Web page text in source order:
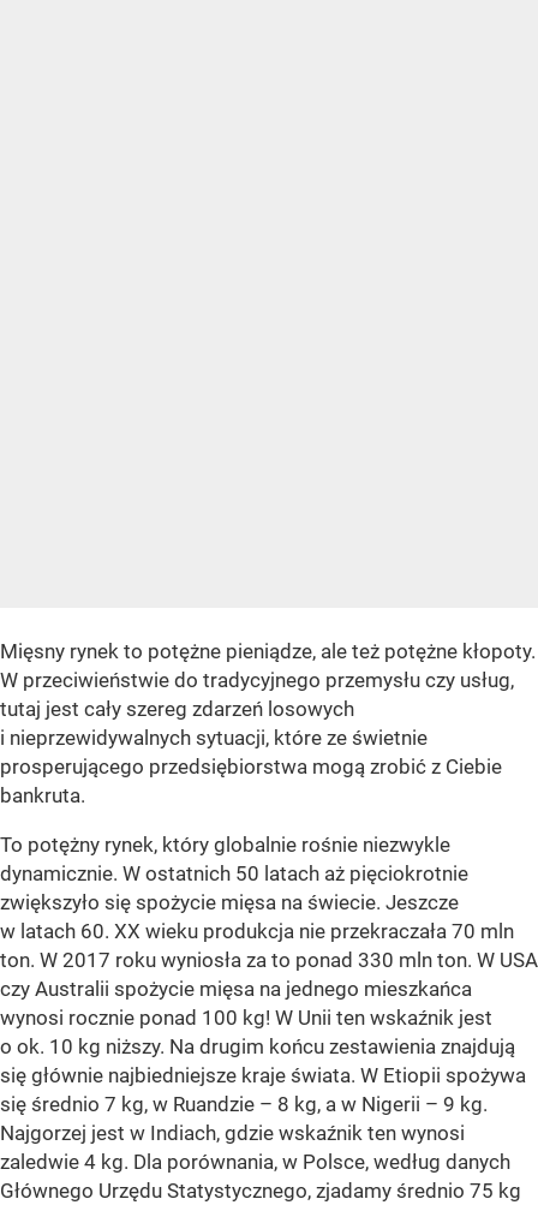
Mięsny rynek to potężne pieniądze, ale też potężne kłopoty.
W przeciwieństwie do tradycyjnego przemysłu czy usług,
tutaj jest cały szereg zdarzeń losowych
i nieprzewidywalnych sytuacji, które ze świetnie
prosperującego przedsiębiorstwa mogą zrobić z Ciebie
bankruta.
To potężny rynek, który globalnie rośnie niezwykle
dynamicznie. W ostatnich 50 latach aż pięciokrotnie
zwiększyło się spożycie mięsa na świecie. Jeszcze
w latach 60. XX wieku produkcja nie przekraczała 70 mln
ton. W 2017 roku wyniosła za to ponad 330 mln ton. W USA
czy Australii spożycie mięsa na jednego mieszkańca
wynosi rocznie ponad 100 kg! W Unii ten wskaźnik jest
o ok. 10 kg niższy. Na drugim końcu zestawienia znajdują
się głównie najbiedniejsze kraje świata. W Etiopii spożywa
się średnio 7 kg, w Ruandzie – 8 kg, a w Nigerii – 9 kg.
Najgorzej jest w Indiach, gdzie wskaźnik ten wynosi
zaledwie 4 kg. Dla porównania, w Polsce, według danych
Głównego Urzędu Statystycznego, zjadamy średnio 75 kg